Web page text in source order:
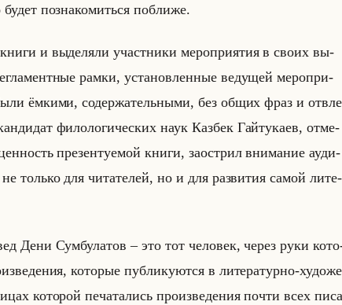
по­зна­ко­миться по­бли­же.
и вы­де­ля­ли участ­ни­ки ме­ро­при­ятия в своих вы­
рамки, уста­нов­лен­ные ве­ду­щей ме­ро­при­
ём­ки­ми, со­дер­жа­тельны­ми, без общих фраз и
фи­ло­ло­ги­че­ских наук Каз­бек Гайту­ка­ев, от­ме­
пре­зен­ту­емой книги, за­ост­рил вни­ма­ние ауди­
только для чи­та­те­лей, но и для раз­ви­тия самой ли­те­
Дени Сум­бу­ла­тов – это тот че­ло­век, через руки
ко­то­рые пуб­ли­ку­ют­ся в ли­те­ра­тур­но-
ко­то­рой пе­ча­та­лись про­из­ве­де­ния почти всех